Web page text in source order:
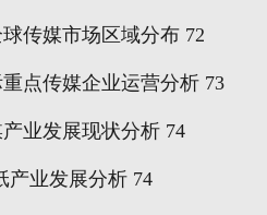
传媒市场区域分布 72
点传媒企业运营分析 73
业发展现状分析74
产业发展分析 74